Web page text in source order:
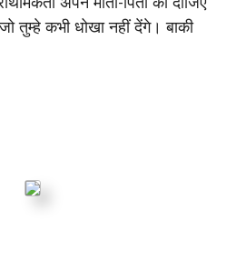
तुम्हे कभी धोखा नहीं देंगे। बाकी